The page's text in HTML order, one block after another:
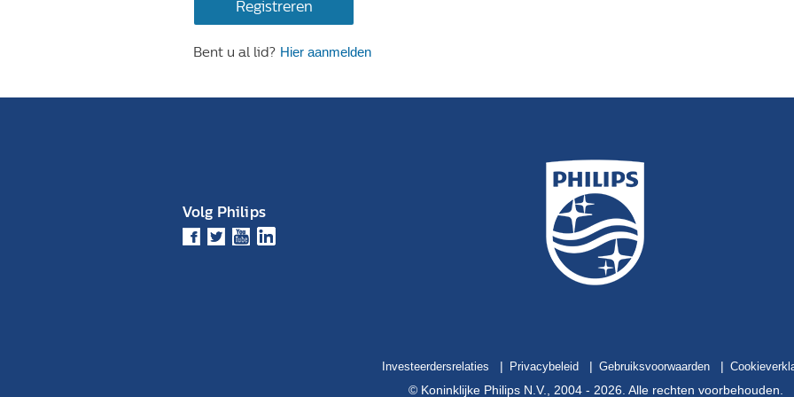
Registreren
Bent u al lid? Hier aanmelden
Volg Philips
Investeerdersrelaties Privacybeleid Gebruiksvoorwaarden
© Koninklijke Philips N.V., 2004 - 2026 . Alle rechten voorbehouden.